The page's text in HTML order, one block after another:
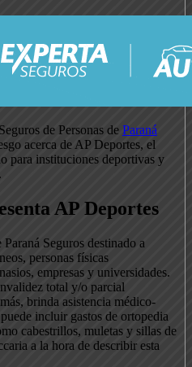
de Personas de Paraná
acerca de AP Deportes, el
para instituciones deportivas y
AP Deportes
Seguros destinado a
personas físicas
empresas y universidades.
total y/o parcial
brinda asistencia médico-
incluir gastos de ortopedia
cabestrillos, muletas y sillas de
a la hora de describir esta